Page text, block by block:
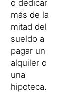
o dedicar
más de la
mitad del
sueldo a
pagar un
alquiler o
una
hipoteca.